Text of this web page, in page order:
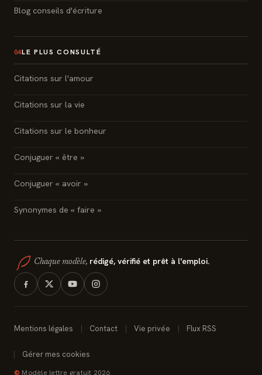
Blog conseils d'écriture
04LE PLUS CONSULTÉ
Citations sur l'amour
Citations sur la vie
Citations sur le bonheur
Conjuguer « être »
Conjuguer « avoir »
Synonymes de « faire »
Chaque modèle, rédigé, vérifié et prêt à l'emploi.
Mentions légales Contact Vie privée Flux RSS
Gérer mes cookies
© Modèle lettre gratuit 2026